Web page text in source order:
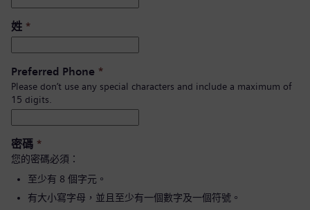
姓 *
Preferred Phone *
Please don’t use any special characters and include a maximum of
15 digits.
密碼 *
您的密碼必須：
至少有 8 個字元。
有大小寫字母，並且至少有一個數字及一個符號。